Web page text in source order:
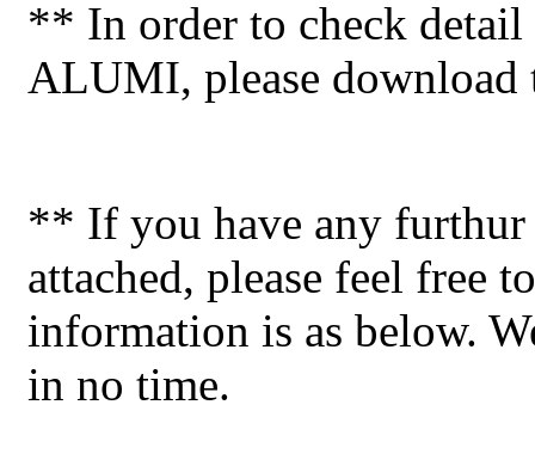
** In order to check
ALUMI, please download
** If you have any furthur
attached, please feel free
information is as below.
in no time.